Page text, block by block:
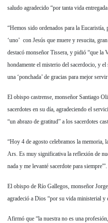
saludo agradecido “por tanta vida
“Hemos sido ordenados para la
‘uno’ con Jesús que muere y resucita,
destacó monseñor Tissera, y pidió “que la
hondamente el misterio del sacerdocio, y
una ‘ponchada’ de gracias para mejor
El obispo castrense, monseñor Santiago
sacerdotes en su día, agradeciendo el
“un abrazo de gratitud” a los sacerdotes
“Hoy 4 de agosto celebramos la memoria,
Ars. Es muy significativa la reflexión de
nada y me levanté sacerdote para siempre'”.
El obispo de Río Gallegos, monseñor
agradeció a Dios “por su vida ministerial y
Afirmó que “la nuestra no es una